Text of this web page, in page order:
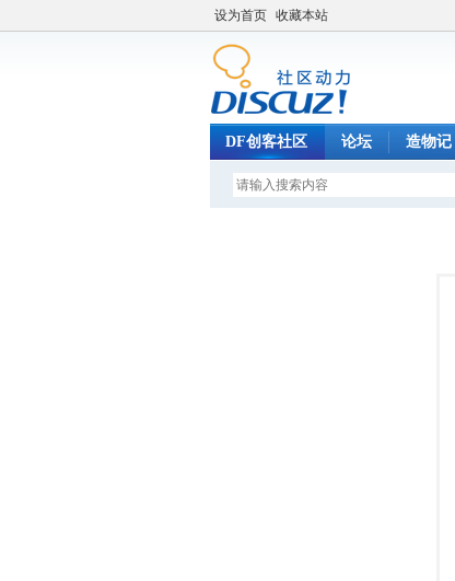
设为首页 收藏本站
DF创客社区 论坛 造物记